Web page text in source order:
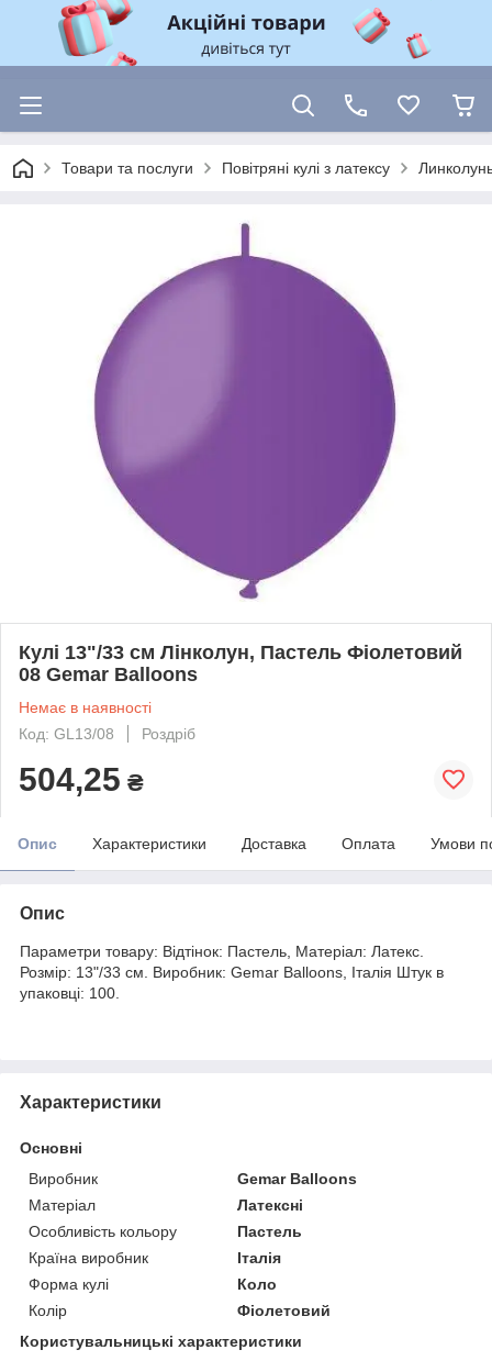
Товари та послуги Повітряні кулі з латексу
Кулі 13"/33 см Лінколун, Пастель Фіолетовий
08 Gemar Balloons
Немає в наявності
Код: GL13/08
Роздріб
504,25 ₴
Опис Характеристики Доставка Оплата Умови
Опис
Параметри товару: Відтінок: Пастель, Матеріал: Латекс.
Розмір: 13"/33 см. Виробник: Gemar Balloons, Італія Штук в
упаковці: 100.
Характеристики
Основні
Виробник
Gemar Balloons
Матеріал
Латексні
Особливість кольору
Пастель
Країна виробник
Італія
Форма кулі
Коло
Колір
Фіолетовий
Користувальницькі характеристики